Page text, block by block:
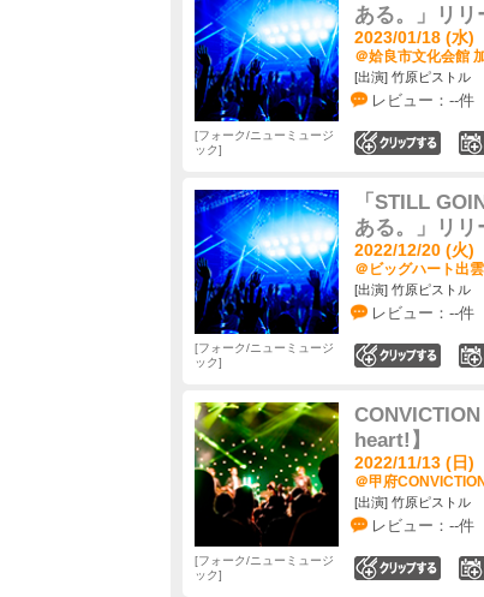
ある。」リリ
2023/01/18 (水
＠姶良市文化会館
[出演] 竹原ピストル
レビュー：--件
フォーク/ニューミュージ
ック
「STILL
ある。」リリ
2022/12/20 (火
＠ビッグハート出
[出演] 竹原ピストル
レビュー：--件
フォーク/ニューミュージ
ック
heart!】
2022/11/13 (日
＠甲府
[出演] 竹原ピストル
レビュー：--件
フォーク/ニューミュージ
ック